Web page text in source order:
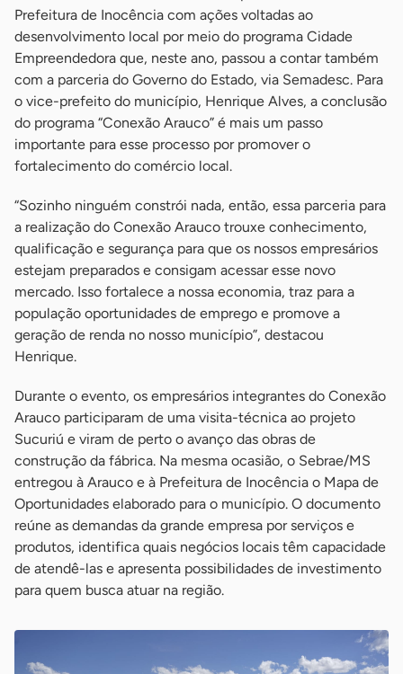
Prefeitura de Inocência com ações voltadas ao
desenvolvimento local por meio do programa Cidade
Empreendedora que, neste ano, passou a contar também
com a parceria do Governo do Estado, via Semadesc. Para
o vice-prefeito do município, Henrique Alves, a conclusão
do programa “Conexão Arauco” é mais um passo
importante para esse processo por promover o
fortalecimento do comércio local.
“Sozinho ninguém constrói nada, então, essa parceria para
a realização do Conexão Arauco trouxe conhecimento,
qualificação e segurança para que os nossos empresários
estejam preparados e consigam acessar esse novo
mercado. Isso fortalece a nossa economia, traz para a
população oportunidades de emprego e promove a
geração de renda no nosso município”, destacou
Henrique.
Durante o evento, os empresários integrantes do Conexão
Arauco participaram de uma visita-técnica ao projeto
Sucuriú e viram de perto o avanço das obras de
construção da fábrica. Na mesma ocasião, o Sebrae/MS
entregou à Arauco e à Prefeitura de Inocência o Mapa de
Oportunidades elaborado para o município. O documento
reúne as demandas da grande empresa por serviços e
produtos, identifica quais negócios locais têm capacidade
de atendê-las e apresenta possibilidades de investimento
para quem busca atuar na região.